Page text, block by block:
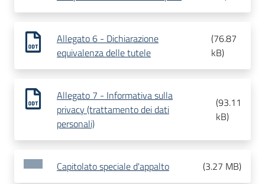
Allegato 6 - Dichiarazione
equivalenza delle tutele
(76.87
kB)
Allegato 7 - Informativa sulla
privacy (trattamento dei dati
personali)
(93.11
kB)
Capitolato speciale d'appalto (3.27 MB)